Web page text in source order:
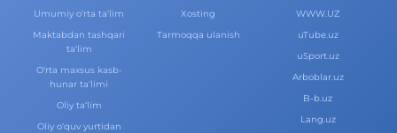
Umumiy o‘rta ta‘lim
Maktabdan tashqari
ta‘lim
O‘rta maxsus kasb-
hunar ta‘limi
Oliy ta‘lim
Oliy o‘quv yurtidan
Xosting
Tarmoqqa ulanish
WWW.UZ
uTube.uz
uSport.uz
Arboblar.uz
B-b.uz
Lang.uz